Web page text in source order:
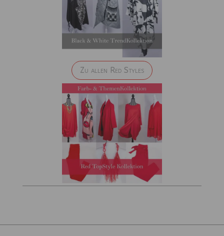
Zu allen Red Styles